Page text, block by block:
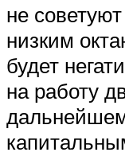
не
низким
будет
на работу